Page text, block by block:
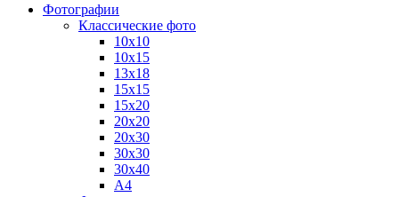
Фотографии
Классические фото
10х10
10х15
13х18
15х15
15х20
20х20
20х30
30х30
30х40
А4